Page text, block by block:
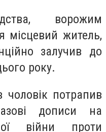
ворожим
місцевий житель,
залучив до
року.
чоловік потрапив
дописи на
війни проти